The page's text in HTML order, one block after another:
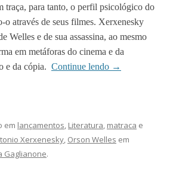
traça, para tanto, o perfil psicológico do
o através de seus filmes. Xerxenesky
Welles e de sua assassina, ao mesmo
em metáforas do cinema e da
e da cópia. Continue lendo →
em lançamentos Literatura matraca e
Xerxenesky Orson Welles em
Gaglianone.